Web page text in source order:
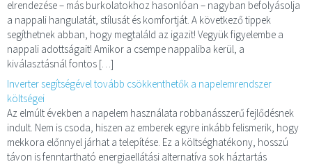
elrendezése – más burkolatokhoz hasonlóan – nagyban befolyásolja
a nappali hangulatát, stílusát és komfortját. A következő tippek
segíthetnek abban, hogy megtaláld az igazit! Vegyük figyelembe a
nappali adottságait! Amikor a csempe nappaliba kerül, a
kiválasztásnál fontos […]
Inverter segítségével tovább csökkenthetők a napelemrendszer
költségei
Az elmúlt években a napelem használata robbanásszerű fejlődésnek
indult. Nem is csoda, hiszen az emberek egyre inkább felismerik, hogy
mekkora előnnyel járhat a telepítése. Ez a költséghatékony, hosszú
távon is fenntartható energiaellátási alternatíva sok háztartás